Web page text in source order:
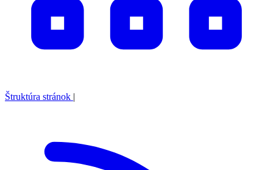
Štruktúra stránok |